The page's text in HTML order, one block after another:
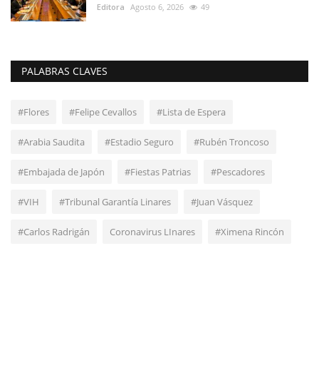
Editora Agosto 6, 2026 49
PALABRAS CLAVES
#Flores #Felipe Cevallos #Lista de Espera
#Arabia Saudita #Estadio Seguro #Rubén Troncoso
#Embajada de Japón #Fiestas Patrias #Pescadores
#VIH #Tribunal Garantía Linares #Juan Vásquez
#Carlos Radrigán Coronavirus LInares #Ximena Rincón